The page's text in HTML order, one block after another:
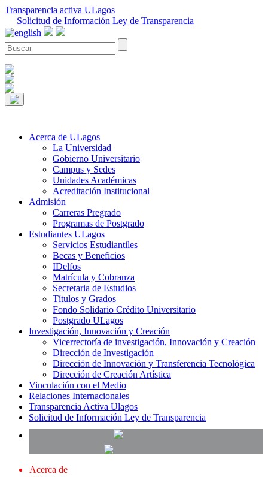
Transparencia activa ULagos
Solicitud de Información Ley de Transparencia
Acerca de ULagos
La Universidad
Gobierno Universitario
Campus y Sedes
Unidades Académicas
Acreditación Institucional
Admisión
Carreras Pregrado
Programas de Postgrado
Estudiantes ULagos
Servicios Estudiantiles
Becas y Beneficios
IDelfos
Matrícula y Cobranza
Secretaria de Estudios
Títulos y Grados
Fondo Solidario Crédito Universitario
Postgrado ULagos
Investigación, Innovación y Creación
Vicerrectoría de investigación, Innovación y Creación
Dirección de Investigación
Dirección de Innovación y Transferencia Tecnológica
Dirección de Creación Artística
Vinculación con el Medio
Relaciones Internacionales
Transparencia Activa Ulagos
Solicitud de Información Ley de Transparencia
Acerca de